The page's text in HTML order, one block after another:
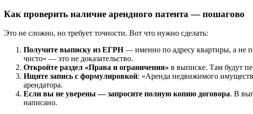
Как проверить наличие арендного патента — пошагово
Это не сложно, но требует точности. Вот что нужно сделать:
Получите выписку из ЕГРН— именно по адресу квартиры, а не
чисто» — это не доказательство.
Откройте раздел «Права и ограничения» в выписке. Там будут
Ищите запись с формулировкой: «Аренда недвижимого
арендатора.
Если вы не уверены — запросите полную копию договора. В
написано.